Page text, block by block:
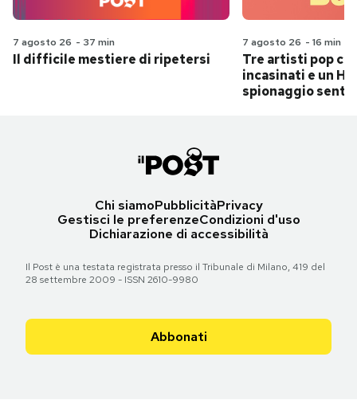
7 agosto 26 - 37 min
Il difficile mestiere di ripetersi
7 agosto 26 - 16 min
Tre artisti pop
incasinati e un
spionaggio
Chi siamoPubblicitàPrivacy
Gestisci le preferenzeCondizioni d'uso
Dichiarazione di accessibilità
Il Post è una testata registrata presso il Tribunale di Milano, 419 del
28 settembre 2009 - ISSN 2610-9980
Abbonati